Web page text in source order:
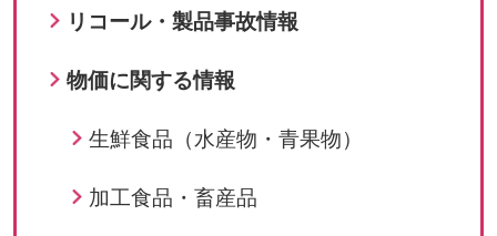
リコール・製品事故情報
物価に関する情報
生鮮食品（水産物・青果物）
加工食品・畜産品